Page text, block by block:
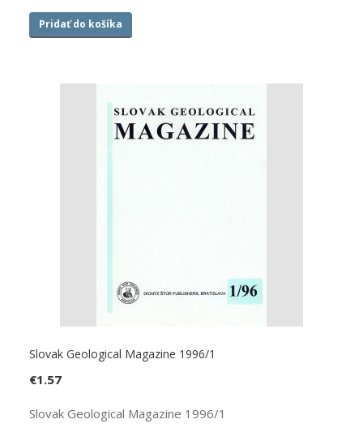
Pridať do košíka
Slovak Geological Magazine 1996/1
€1.57
Slovak Geological Magazine 1996/1